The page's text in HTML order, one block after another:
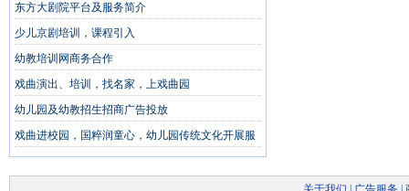
东方大剧院平台及服务简介
少儿京剧培训，课程引入
幼教培训网商务合作
戏曲演出、培训，找名家，上戏曲园
幼儿园及幼教招生招商广告投放
戏曲进校园，国粹润童心，幼儿园传统文化开展服